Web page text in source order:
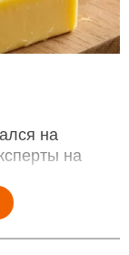
на
на